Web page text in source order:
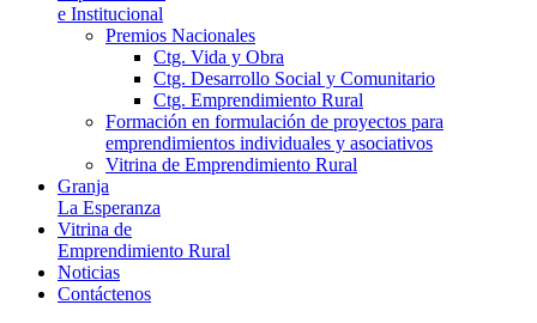
e Institucional
Premios Nacionales
Ctg. Vida y Obra
Ctg. Desarrollo Social y Comunitario
Ctg. Emprendimiento Rural
Formación en formulación de proyectos para
emprendimientos individuales y asociativos
Vitrina de Emprendimiento Rural
Granja
La Esperanza
Vitrina de
Emprendimiento Rural
Noticias
Contáctenos